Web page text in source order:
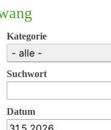
Kategorie
Suchwort
Datum